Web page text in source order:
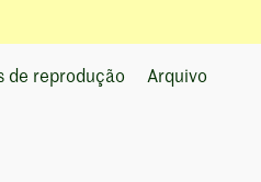
de reprodução Arquivo